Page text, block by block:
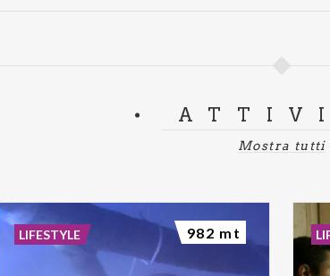
Mostra tutti
LIFESTYLE 982 mt